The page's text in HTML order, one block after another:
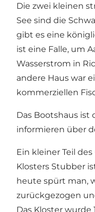
Die zwei kleinen
See sind die
gibt es eine
ist eine Falle, um
Wasserstrom in
andere Haus war
kommerziellen
Das Bootshaus
informieren über
Ein kleiner Teil
Klosters Stubber
heute spürt man,
zurückgezogen
Das Kloster wurde